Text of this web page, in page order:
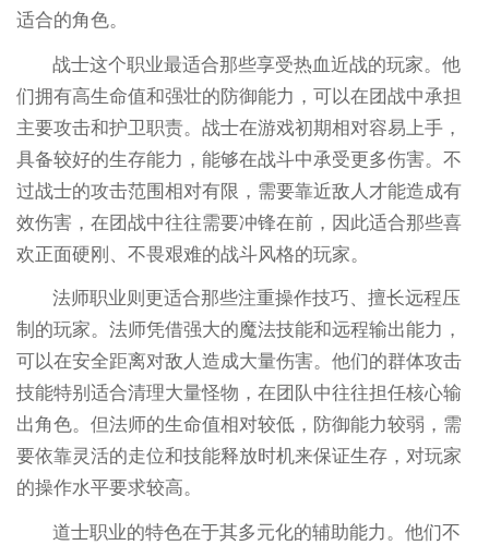
适合的角色。
战士这个职业最适合那些享受热血近战的玩家。他
们拥有高生命值和强壮的防御能力，可以在团战中承担
主要攻击和护卫职责。战士在游戏初期相对容易上手，
具备较好的生存能力，能够在战斗中承受更多伤害。不
过战士的攻击范围相对有限，需要靠近敌人才能造成有
效伤害，在团战中往往需要冲锋在前，因此适合那些喜
欢正面硬刚、不畏艰难的战斗风格的玩家。
法师职业则更适合那些注重操作技巧、擅长远程压
制的玩家。法师凭借强大的魔法技能和远程输出能力，
可以在安全距离对敌人造成大量伤害。他们的群体攻击
技能特别适合清理大量怪物，在团队中往往担任核心输
出角色。但法师的生命值相对较低，防御能力较弱，需
要依靠灵活的走位和技能释放时机来保证生存，对玩家
的操作水平要求较高。
道士职业的特色在于其多元化的辅助能力。他们不